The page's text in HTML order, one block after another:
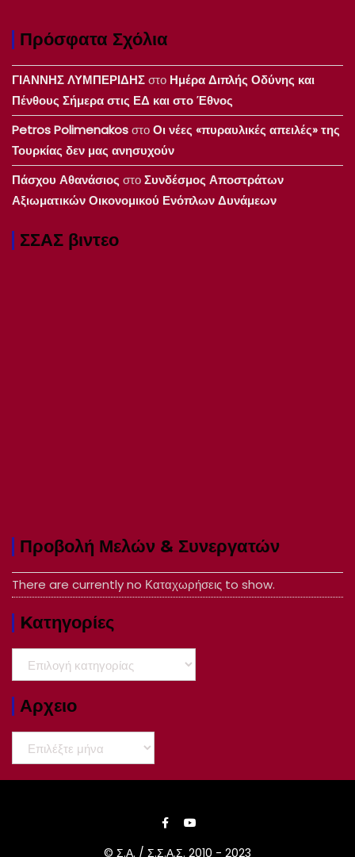
Πρόσφατα Σχόλια
ΓΙΑΝΝΗΣ ΛΥΜΠΕΡΙΔΗΣστο Ημέρα Διπλής Οδύνης και
Πένθους Σήμερα στις ΕΔ και στο Έθνος
Petros PolimenakosστοΟι νέες «πυραυλικές απειλές» της
Τουρκίας δεν μας ανησυχούν
Πάσχου Αθανάσιος στοΣυνδέσμος Αποστράτων
Αξιωματικών Οικονομικού Ενόπλων Δυνάμεων
ΣΣΑΣ βιντεο
Προβολή Μελών & Συνεργατών
There are currently no Καταχωρήσεις to show.
Kατηγορίες
Αρχειο
© Σ.Α. / Σ.Σ.Α.Σ. 2010 - 2023